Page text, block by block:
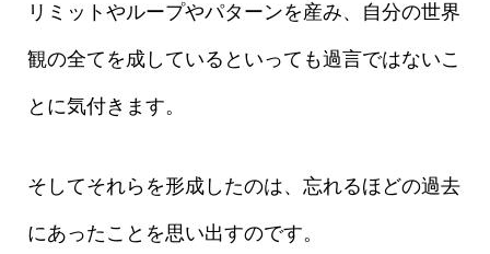
リミットやループやパターンを産み、自分の世界
観の全てを成しているといっても過言ではないこ
とに気付きます。
そしてそれらを形成したのは、忘れるほどの過去
にあったことを思い出すのです。